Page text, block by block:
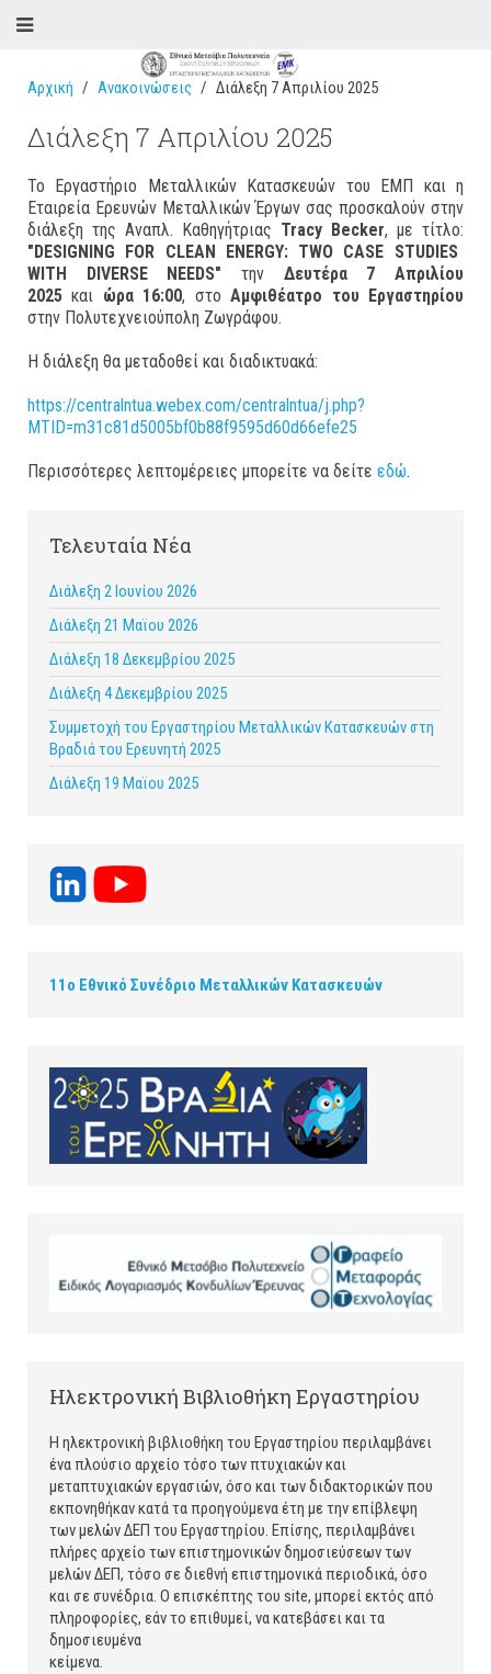
Αρχική Ανακοινώσεις Διάλεξη 7 Απριλίου 2025
Διάλεξη 7 Απριλίου 2025
Το Εργαστήριο Μεταλλικών Κατασκευών του ΕΜΠ και η
Εταιρεία Ερευνών Μεταλλικών Έργων σας προσκαλούν στην
διάλεξη της Αναπλ. Καθηγήτριας Tracy Becker, με τίτλο:
"DESIGNING FOR CLEAN ENERGY: TWO CASE STUDIES
WITH DIVERSE NEEDS"την Δευτέρα 7 Απριλίου
2025 και ώρα 16:00, στοΑμφιθέατρο του Εργαστηρίου
στην Πολυτεχνειούπολη Ζωγράφου.
H διάλεξη θα μεταδοθεί και διαδικτυακά:
https://centralntua.webex.com/centralntua/j.php?
MTID=m31c81d5005bf0b88f9595d60d66efe25
Περισσότερες λεπτομέρειες μπορείτε να δείτε εδώ.
Τελευταία Νέα
Διάλεξη 2 Ιουνίου 2026
Διάλεξη 21 Μαϊου 2026
Διάλεξη 18 Δεκεμβρίου 2025
Διάλεξη 4 Δεκεμβρίου 2025
Συμμετοχή του Εργαστηρίου Μεταλλικών Κατασκευών στη
Βραδιά του Ερευνητή 2025
Διάλεξη 19 Μαϊου 2025
11ο Εθνικό Συνέδριο Μεταλλικών Κατασκευών
Ηλεκτρονική Βιβλιοθήκη Εργαστηρίου
Η ηλεκτρονική βιβλιοθήκη του Εργαστηρίου περιλαμβάνει
ένα πλούσιο αρχείο τόσο των πτυχιακών και
μεταπτυχιακών εργασιών, όσο και των διδακτορικών που
εκπονηθήκαν κατά τα προηγούμενα έτη με την επίβλεψη
των μελών ΔΕΠ του Εργαστηρίου. Επίσης, περιλαμβάνει
πλήρες αρχείο των επιστημονικών δημοσιεύσεων των
μελών ΔΕΠ, τόσο σε διεθνή επιστημονικά περιοδικά, όσο
και σε συνέδρια. Ο επισκέπτης του site, μπορεί εκτός από
πληροφορίες, εάν το επιθυμεί, να κατεβάσει και τα
δημοσιευμένα